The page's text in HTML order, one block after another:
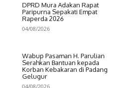
DPRD Mura Adakan Rapat
Paripurna Sepakati Empat
Raperda 2026
04/08/2026
Wabup Pasaman H. Parulian
Serahkan Bantuan kepada
Korban Kebakaran di Padang
Gelugur
04/08/2026